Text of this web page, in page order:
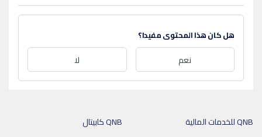
هل كان هذا المحتوى مفيدا؟
نعم لا
QNB كابيتال
QNB للخدمات المالية